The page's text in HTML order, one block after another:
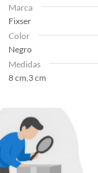
Marca
Fixser
Color
Negro
Medidas
8 cm,3 cm